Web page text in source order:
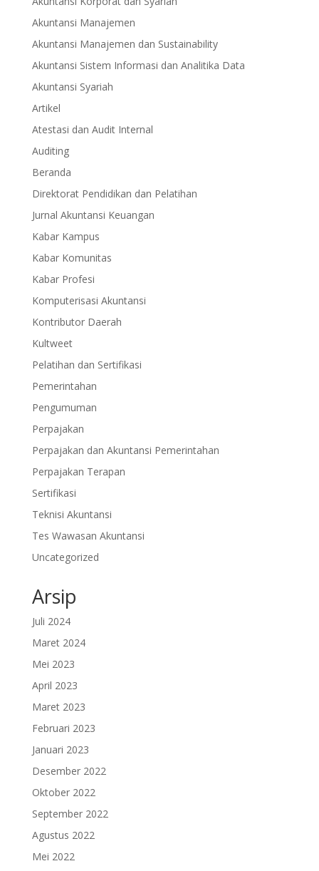
Akuntansi Manajemen
Akuntansi Manajemen dan Sustainability
Akuntansi Sistem Informasi dan Analitika Data
Akuntansi Syariah
Artikel
Atestasi dan Audit Internal
Auditing
Beranda
Direktorat Pendidikan dan Pelatihan
Jurnal Akuntansi Keuangan
Kabar Kampus
Kabar Komunitas
Kabar Profesi
Komputerisasi Akuntansi
Kontributor Daerah
Kultweet
Pelatihan dan Sertifikasi
Pemerintahan
Pengumuman
Perpajakan
Perpajakan dan Akuntansi Pemerintahan
Perpajakan Terapan
Sertifikasi
Teknisi Akuntansi
Tes Wawasan Akuntansi
Uncategorized
Arsip
Juli 2024
Maret 2024
Mei 2023
April 2023
Maret 2023
Februari 2023
Januari 2023
Desember 2022
Oktober 2022
September 2022
Agustus 2022
Mei 2022